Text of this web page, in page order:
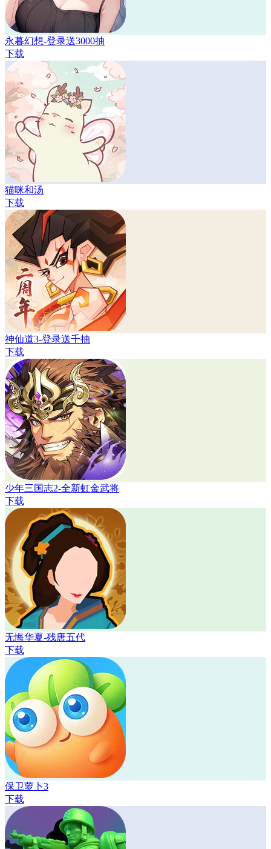
永暮幻想-登录送3000抽
下载
猫咪和汤
下载
神仙道3-登录送千抽
下载
少年三国志2-全新虹金武将
下载
无悔华夏-残唐五代
下载
保卫萝卜3
下载